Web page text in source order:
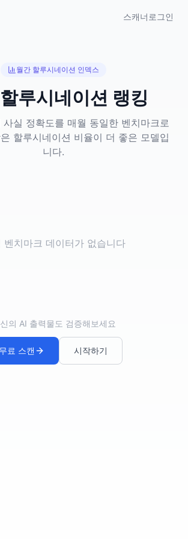
스캐너 로그인
월간 할루시네이션 인덱스
루시네이션 랭킹
사실 정확도를 매월 동일한 벤치마크로
할루시네이션 비율이 더 좋은 모델입
니다.
벤치마크 데이터가 없습니다
의 AI 출력물도 검증해보세요
무료 스캔 시작하기